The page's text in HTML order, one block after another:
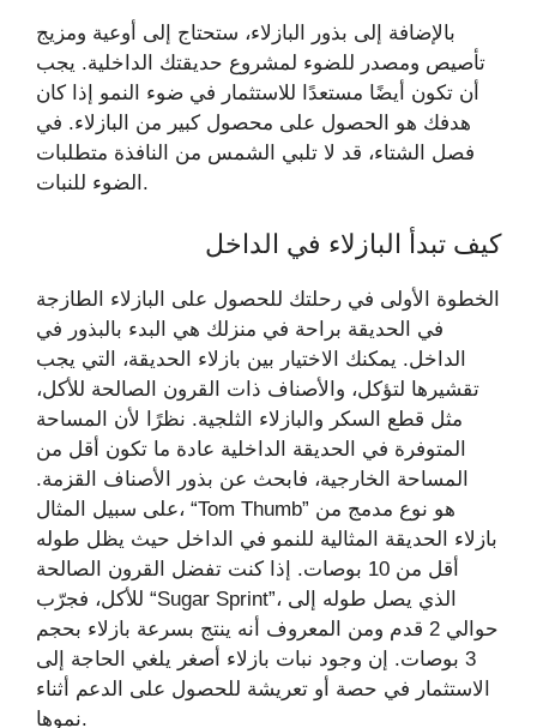
بالإضافة إلى بذور البازلاء، ستحتاج إلى أوعية ومزيج
تأصيص ومصدر للضوء لمشروع حديقتك الداخلية. يجب
أن تكون أيضًا مستعدًا للاستثمار في ضوء النمو إذا كان
هدفك هو الحصول على محصول كبير من البازلاء. في
فصل الشتاء، قد لا تلبي الشمس من النافذة متطلبات
الضوء للنبات.
كيف تبدأ البازلاء في الداخل
الخطوة الأولى في رحلتك للحصول على البازلاء الطازجة
في الحديقة براحة في منزلك هي البدء بالبذور في
الداخل. يمكنك الاختيار بين بازلاء الحديقة، التي يجب
تقشيرها لتؤكل، والأصناف ذات القرون الصالحة للأكل،
مثل قطع السكر والبازلاء الثلجية. نظرًا لأن المساحة
المتوفرة في الحديقة الداخلية عادة ما تكون أقل من
المساحة الخارجية، فابحث عن بذور الأصناف القزمة.
على سبيل المثال، “Tom Thumb” هو نوع مدمج من
بازلاء الحديقة المثالية للنمو في الداخل حيث يظل طوله
أقل من 10 بوصات. إذا كنت تفضل القرون الصالحة
للأكل، فجرّب “Sugar Sprint”، الذي يصل طوله إلى
حوالي 2 قدم ومن المعروف أنه ينتج بسرعة بازلاء بحجم
3 بوصات. إن وجود نبات بازلاء أصغر يلغي الحاجة إلى
الاستثمار في حصة أو تعريشة للحصول على الدعم أثناء
نموها.